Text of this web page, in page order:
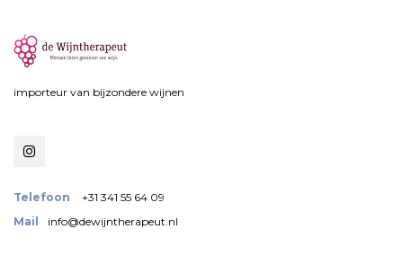
importeur van bijzondere wijnen
Telefoon
+31 341 55 64 09
Mail
info@dewijntherapeut.nl